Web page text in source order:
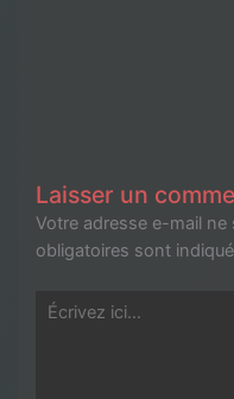
Laisser un
Votre adresse e-mail ne
obligatoires sont
Écrivez